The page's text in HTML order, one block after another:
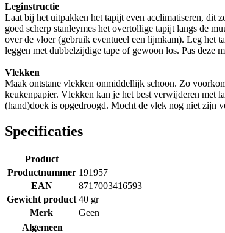
Leginstructie
Laat bij het uitpakken het tapijt even acclimatiseren, dit
goed scherp stanleymes het overtollige tapijt langs de
over de vloer (gebruik eventueel een lijmkam). Leg het
leggen met dubbelzijdige tape of gewoon los. Pas deze
Vlekken
Maak ontstane vlekken onmiddellijk schoon. Zo
keukenpapier. Vlekken kan je het best verwijderen met
(hand)doek is opgedroogd. Mocht de vlek nog niet zijn
Specificaties
Product
Productnummer 191957
EAN
8717003416593
Gewicht product 40 gr
Merk
Geen
Algemeen